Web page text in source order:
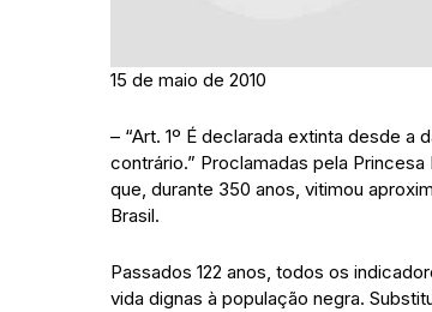
15 de maio de 2010
– “Art. 1º É declarada extinta desde
contrário.” Proclamadas pela
que, durante 350 anos, vitimou
Brasil.
Passados 122 anos, todos os
vida dignas à população negra.